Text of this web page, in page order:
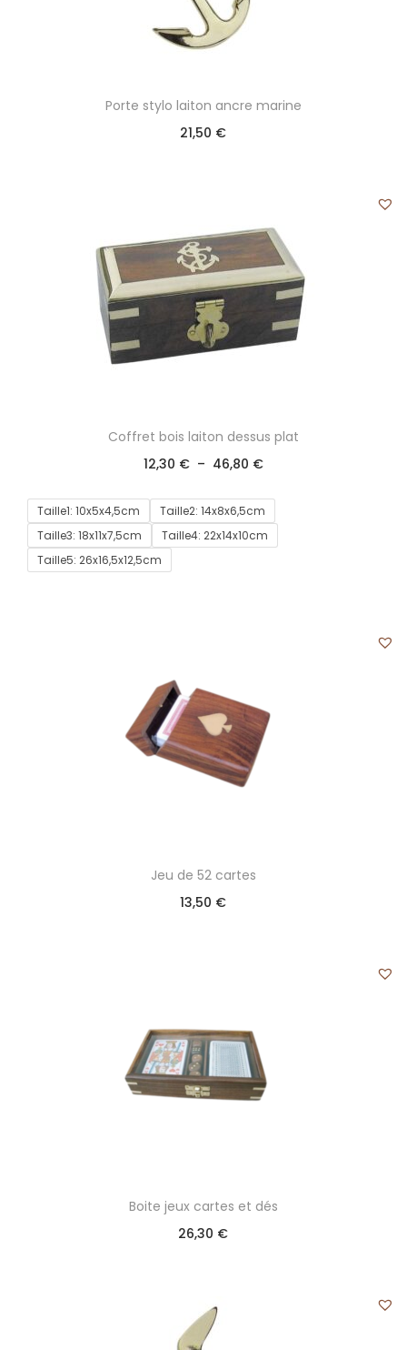
Porte stylo laiton ancre marine
21,50 €
Coffret bois laiton dessus plat
12,30 € – 46,80 €
Taille1: 10x5x4,5cm
Taille2: 14x8x6,5cm
Taille3: 18x11x7,5cm
Taille4: 22x14x10cm
Taille5: 26x16,5x12,5cm
Jeu de 52 cartes
13,50 €
Boite jeux cartes et dés
26,30 €